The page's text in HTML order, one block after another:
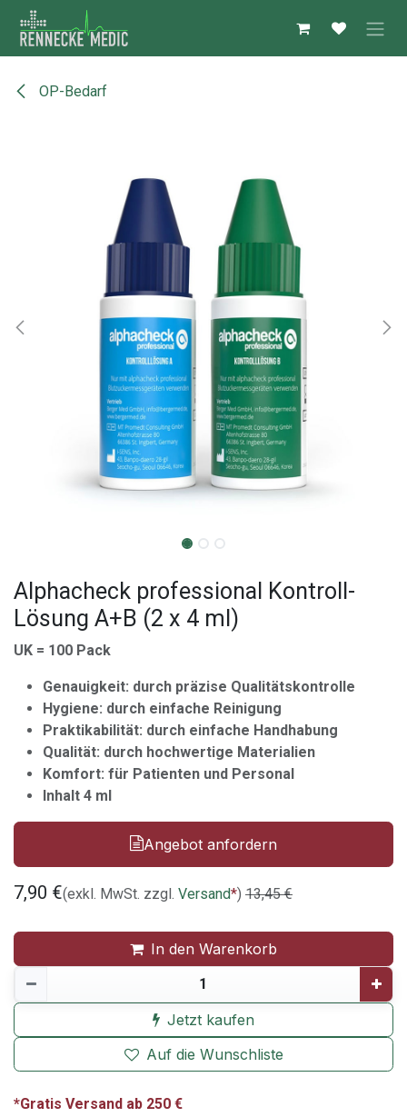
Zum Inhalt springen
OP-Bedarf
Alphacheck professional Kontroll-
Lösung A+B (2 x 4 ml)
UK = 100 Pack
Genauigkeit: durch präzise Qualitätskontrolle
Hygiene: durch einfache Reinigung
Praktikabilität: durch einfache Handhabung
Qualität: durch hochwertige Materialien
Komfort: für Patienten und Personal
Inhalt 4 ml
Angebot anfordern
7,90 €(exkl. MwSt. zzgl. Versand*) 13,45€
In den Warenkorb
Jetzt kaufen
Auf die Wunschliste
*Gratis Versand ab 250 €